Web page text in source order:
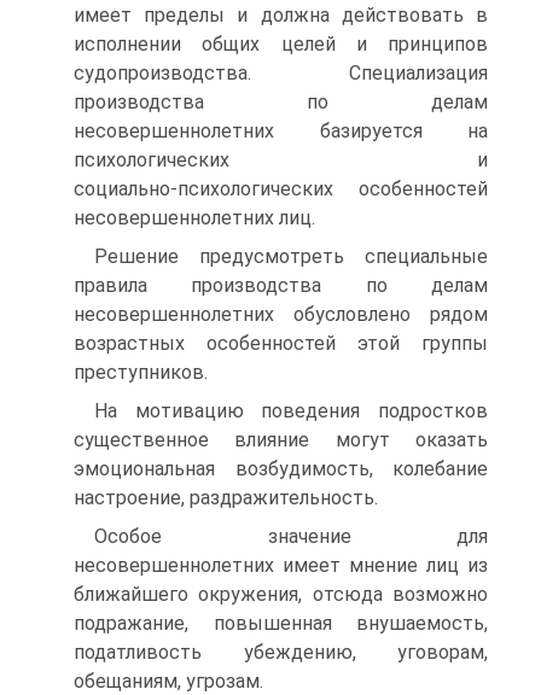
имеет пределы и должна действовать в
исполнении общих целей и принципов
судопроизводства. Специализация
производства по делам
несовершеннолетних базируется на
психологических и
социально‑психологических особенностей
несовершеннолетних лиц.
Решение предусмотреть специальные
правила производства по делам
несовершеннолетних обусловлено рядом
возрастных особенностей этой группы
преступников.
На мотивацию поведения подростков
существенное влияние могут оказать
эмоциональная возбудимость, колебание
настроение, раздражительность.
Особое значение для
несовершеннолетних имеет мнение лиц из
ближайшего окружения, отсюда возможно
подражание, повышенная внушаемость,
податливость убеждению, уговорам,
обещаниям, угрозам.